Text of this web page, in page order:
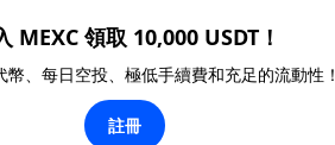
MEXC 領取 10,000 USDT！
幣、每日空投、極低手續費和充足的流動性！
註冊